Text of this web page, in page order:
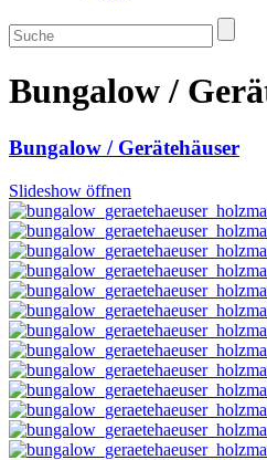
Bungalow /
Bungalow / Gerätehäuser
Slideshow öffnen